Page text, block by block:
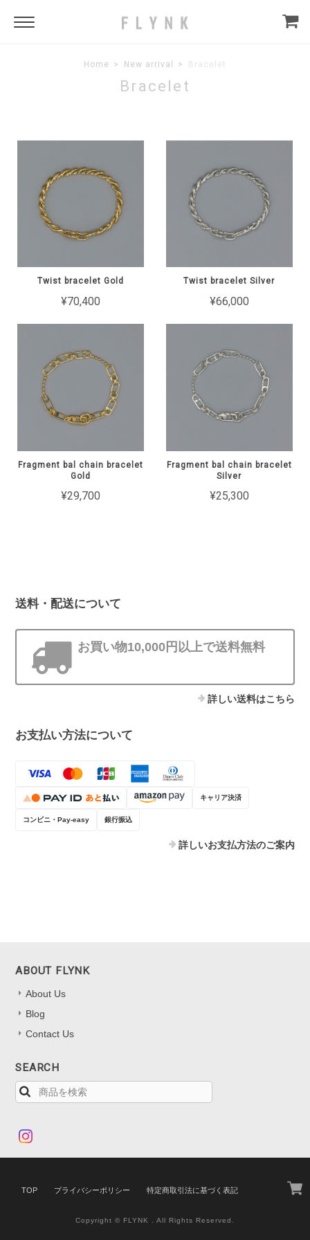
Home New arrival Bracelet
Bracelet
Twist bracelet Gold
¥70,400
Twist bracelet Silver
¥66,000
Fragment bal chain bracelet
Gold
¥29,700
Fragment bal chain bracelet
Silver
¥25,300
送料・配送について
お買い物10,000円以上で送料無料
詳しい送料はこちら
お支払い方法について
キャリア決済
コンビニ・Pay-easy 銀行振込
詳しいお支払方法のご案内
ABOUT FLYNK
About Us
Blog
Contact Us
SEARCH
TOP プライバシーポリシー 特定商取引法に基づく表記
Copyright © FLYNK . All Rights Reserved.